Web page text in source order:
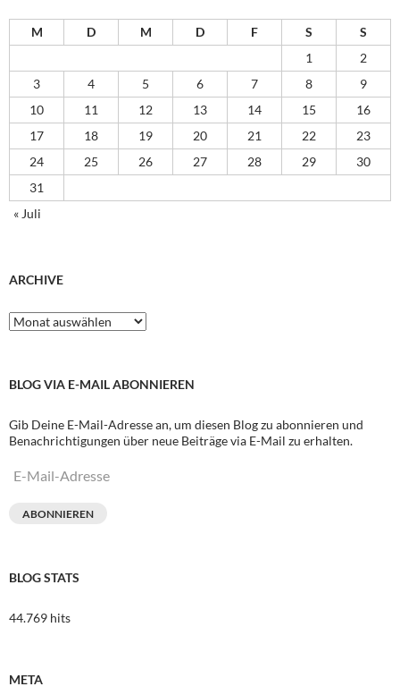
M D M D F S
S
1
2
3
4 5 6 7 8
9
10
11 12 13 14 15
16
17
18 19 20 21 22
23
24
25 26 27 28 29
30
31
« Juli
ARCHIVE
Archive
BLOG VIA E-MAIL ABONNIEREN
Gib Deine E-Mail-Adresse an, um diesen Blog zu abonnieren und
Benachrichtigungen über neue Beiträge via E-Mail zu erhalten.
E-
ABONNIEREN
BLOG STATS
44.769 hits
META